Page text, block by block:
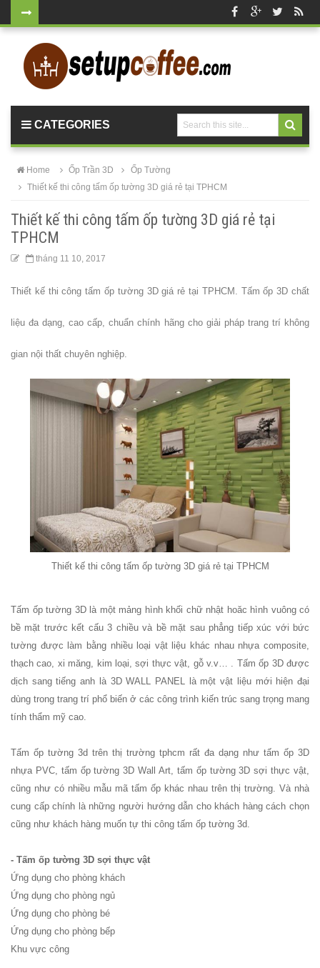
mặt đá
chân mạ
coban tiếp
trọng
Bàn ghế gỗ
hàng
vintage tại
HCM - Bách
Hóa Bàn
màu xanh lá
sang trọng,
KM01 - Kệ
vách ngăn
căn hộ, văn
phòng,
Bộ bàn ghế
ăn ngoài
trời sân
thượng
ốp gỗ nhựa
275
CATEGORIES
Home Ốp Trần 3D
Ốp Tường
Thiết kế thi công tấm ốp tường 3D giá rẻ tại TPHCM
Thiết kế thi công tấm ốp tường 3D giá rẻ tại
TPHCM
tháng 11 10, 2017
Thiết kế thi công tấm ốp tường 3D giá rẻ tại TPHCM. Tấm ốp 3D chất
liệu đa dạng, cao cấp, chuẩn chính hãng cho giải pháp trang trí không
gian nội thất chuyên nghiệp.
Thiết kế thi công tấm ốp tường 3D giá rẻ tại TPHCM
Tấm ốp tường 3D là một mảng hình khối chữ nhật hoăc hình vuông có
bề mặt trước kết cấu 3 chiều và bề mặt sau phẳng tiếp xúc với bức
tường được làm bằng nhiều loại vật liệu khác nhau nhựa composite,
thạch cao, xi măng, kim loại, sợi thực vật, gỗ v.v… . Tấm ốp 3D được
dịch sang tiếng anh là 3D WALL PANEL là một vật liệu mới hiện đại
dùng trong trang trí phổ biến ở các công trình kiến trúc sang trọng mang
tính thẩm mỹ cao.
Tấm ốp tường 3d trên thị trường tphcm rất đa dạng như tấm ốp 3D
nhựa PVC, tấm ốp tường 3D Wall Art, tấm ốp tường 3D sợi thực vật,
cũng như có nhiều mẫu mã tấm ốp khác nhau trên thị trường. Và nhà
cung cấp chính là những người hướng dẫn cho khách hàng cách chọn
cũng như khách hàng muốn tự thi công tấm ốp tường 3d.
- Tấm ốp tường 3D sợi thực vật
Ứng dụng cho phòng khách
Ứng dụng cho phòng ngủ
Ứng dụng cho phòng bé
Ứng dụng cho phòng bếp
Khu vực công